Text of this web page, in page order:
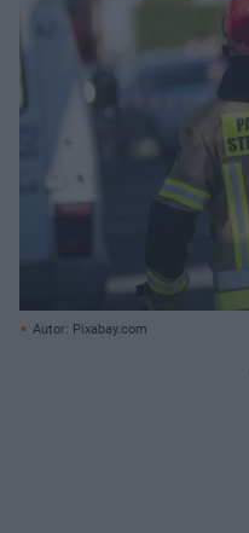
Autor: Pixabay.com